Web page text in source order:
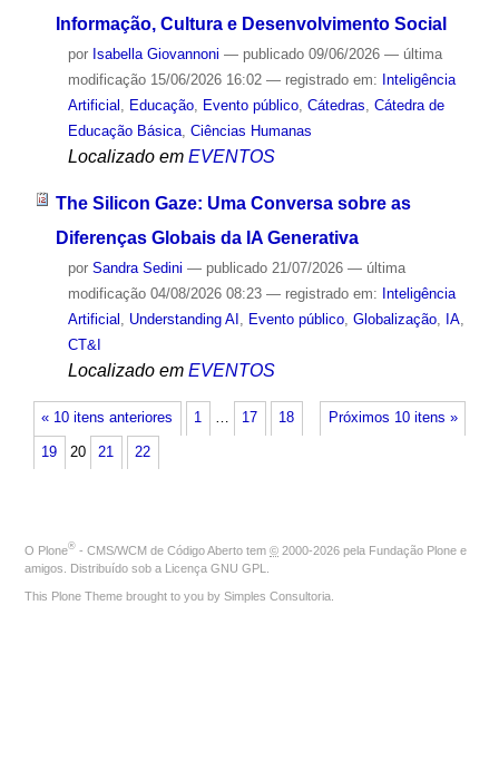
Informação, Cultura e Desenvolvimento Social
por Isabella Giovannoni — publicado09/06/2026 — última
modificação15/06/2026 16:02 — registrado em: Inteligência
Artificial
Educação, Evento público, Cátedras Cátedra de
Educação Básica, Ciências Humanas
Localizado em EVENTOS
The Silicon Gaze: Uma Conversa sobre as
Diferenças Globais da IA Generativa
por Sandra Sedini — publicado21/07/2026 — última
modificação04/08/2026 08:23 — registrado em: Inteligência
Artificial , Understanding AI , Evento público, Globalização, IA,
CT&I
Localizado em EVENTOS
« 10 itens anteriores Próximos 10 itens »
1 … 17 18
19 20 21 22
O Plone® - CMS/WCM de Código Aberto tem © 2000-2026 pela Fundação Plone e
amigos. Distribuído sob a Licença GNU GPL
This Plone Theme brought to you by Simples Consultoria